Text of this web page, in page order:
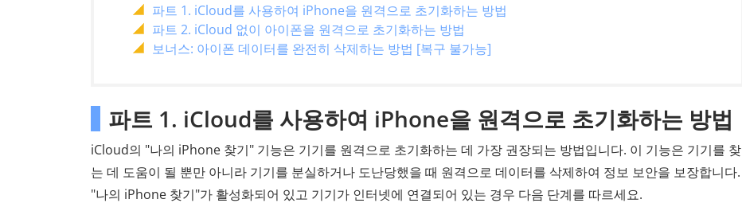
파트 1. iCloud를 사용하여 iPhone을 원격으로 초기화하는 방법
파트 2. iCloud 없이 아이폰을 원격으로 초기화하는 방법
보너스: 아이폰 데이터를 완전히 삭제하는 방법 [복구 불가능]
파트 1. iCloud를 사용하여 iPhone을 원격으로 초기화하는 방법
iCloud의 "나의 iPhone 찾기" 기능은 기기를 원격으로 초기화하는 데 가장 권장되는 방법입니다. 이 기능은 기기를 찾
는 데 도움이 될 뿐만 아니라 기기를 분실하거나 도난당했을 때 원격으로 데이터를 삭제하여 정보 보안을 보장합니다.
"나의 iPhone 찾기"가 활성화되어 있고 기기가 인터넷에 연결되어 있는 경우 다음 단계를 따르세요.